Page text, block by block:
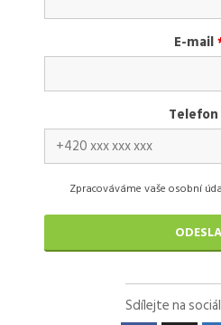
E-mail
Telefon
Zpracováváme vaše osobní
Sdílejte na